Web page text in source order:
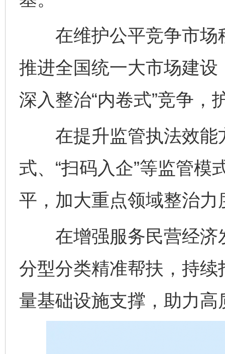
在维护公平竞争市场
推进全国统一大市场建
深入整治“内卷式”竞争，
在提升监管执法效能
式、“扫码入企”等监管
平，加大重点领域整治
在增强服务民营经济
分型分类精准帮扶，持续
量基础设施支撑，助力高